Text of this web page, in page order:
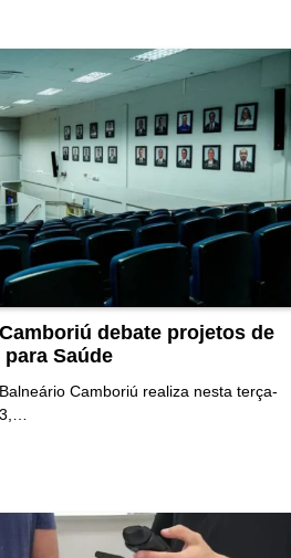
debate projetos de
Saúde
Camboriú realiza nesta terça-